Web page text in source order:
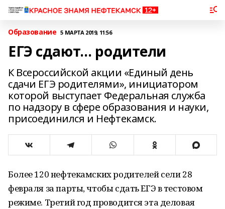
Образование 5 МАРТА 2019, 11:56
ЕГЭ сдают… родители
К Всероссийской акции «Единый день
сдачи ЕГЭ родителями», инициатором
которой выступает Федеральная служба
по надзору в сфере образования и науки,
присоединился и Нефтекамск.
Более 120 нефтекамских родителей сели 28
февраля за парты, чтобы сдать ЕГЭ в тестовом
режиме. Третий год проводится эта деловая